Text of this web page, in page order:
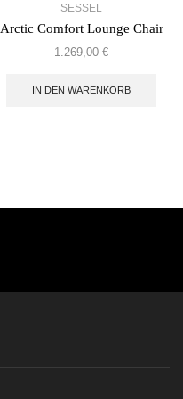
SESSEL
Arctic Comfort Lounge Chair
1.269,00 €
IN DEN WARENKORB